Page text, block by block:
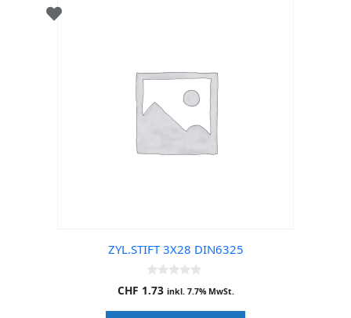
ZYL.STIFT 3X28 DIN6325
0
o
CHF 1.73 inkl. 7.7% MwSt.